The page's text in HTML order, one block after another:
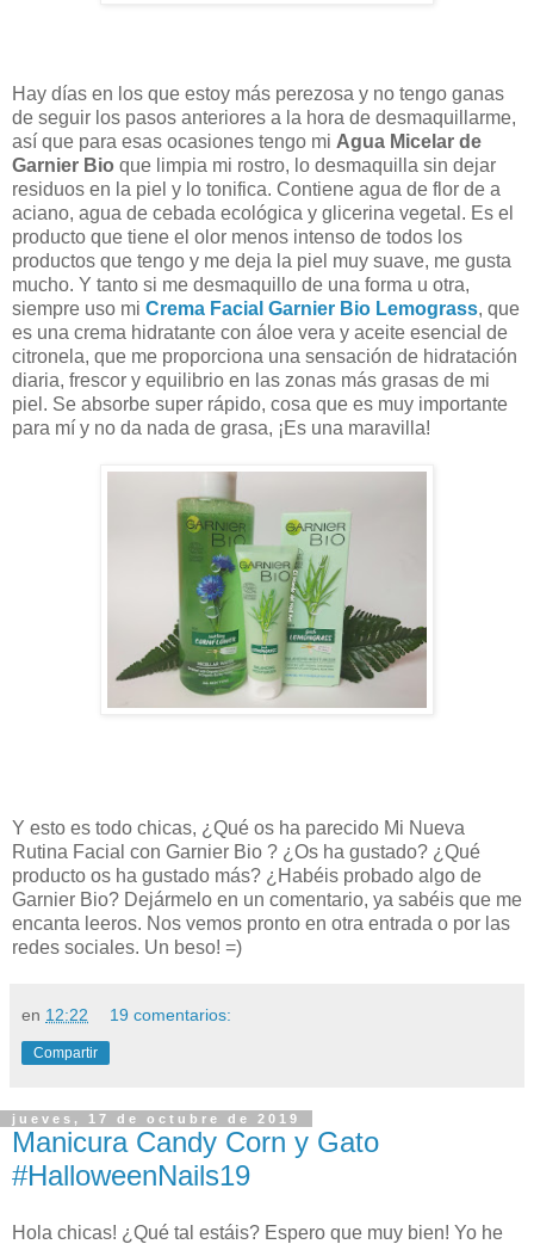
Hay días en los que estoy más perezosa y no tengo ganas
de seguir los pasos anteriores a la hora de desmaquillarme,
así que para esas ocasiones tengo mi Agua Micelar de
Garnier Bio que limpia mi rostro, lo desmaquilla sin dejar
residuos en la piel y lo tonifica. Contiene agua de flor de a
aciano, agua de cebada ecológica y glicerina vegetal. Es el
producto que tiene el olor menos intenso de todos los
productos que tengo y me deja la piel muy suave, me gusta
mucho. Y tanto si me desmaquillo de una forma u otra,
siempre uso mi Crema Facial Garnier Bio Lemograss, que
es una crema hidratante con áloe vera y aceite esencial de
citronela, que me proporciona una sensación de hidratación
diaria, frescor y equilibrio en las zonas más grasas de mi
piel. Se absorbe super rápido, cosa que es muy importante
para mí y no da nada de grasa, ¡Es una maravilla!
Y esto es todo chicas, ¿Qué os ha parecido Mi Nueva
Rutina Facial con Garnier Bio ? ¿Os ha gustado? ¿Qué
producto os ha gustado más? ¿Habéis probado algo de
Garnier Bio? Dejármelo en un comentario, ya sabéis que me
encanta leeros. Nos vemos pronto en otra entrada o por las
redes sociales. Un beso! =)
en 12:22 19 comentarios:
Compartir
jueves, 17 de octubre de 2019
Manicura Candy Corn y Gato
#HalloweenNails19
Hola chicas! ¿Qué tal estáis? Espero que muy bien! Yo he